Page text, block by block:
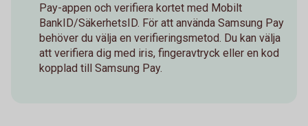
Pay-appen och verifiera kortet med Mobilt
BankID/SäkerhetsID. För att använda Samsung Pay
behöver du välja en verifieringsmetod. Du kan välja
att verifiera dig med iris, fingeravtryck eller en kod
kopplad till Samsung Pay.